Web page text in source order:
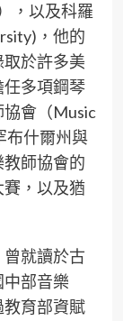
，以及科羅
，他的
於許多美
多項鋼琴
協會（Music
布什爾州與
師協會的
，以及猶
就讀於古
部音樂
育部資賦